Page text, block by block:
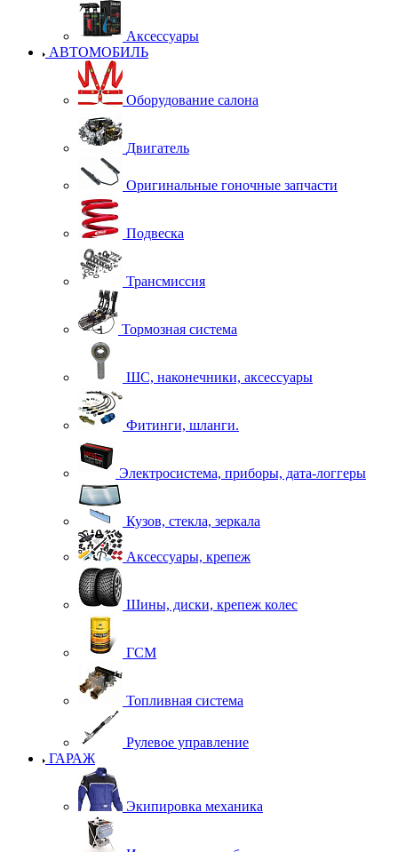
Аксессуары
АВТОМОБИЛЬ
Оборудование салона
Двигатель
Оригинальные гоночные запчасти
Подвеска
Трансмиссия
Тормозная система
ШС, наконечники, аксессуары
Фитинги, шланги.
Электросистема, приборы, дата-логгеры
Кузов, стекла, зеркала
Аксессуары, крепеж
Шины, диски, крепеж колес
ГСМ
Топливная система
Рулевое управление
ГАРАЖ
Экипировка механика